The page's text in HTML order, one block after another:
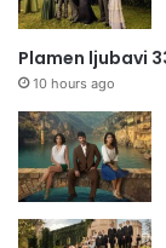
Plamen ljubavi
10 hours ago